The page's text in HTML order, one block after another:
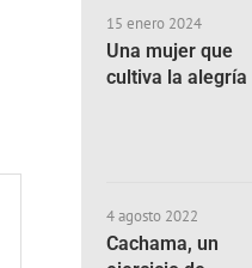
15 enero 2024
Una mujer que
cultiva la alegría
4 agosto 2022
Cachama, un